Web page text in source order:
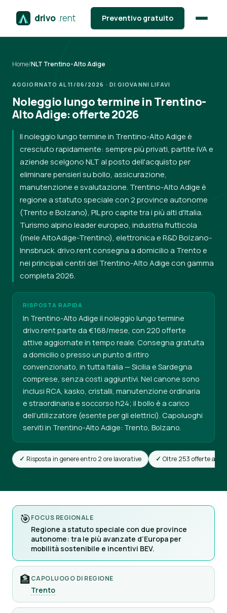
drivo .rent Preventivo gratuito
Home/NLT Trentino-Alto Adige
AGGIORNATO AL 11/06/2026 · DI GIOVANNI LIFAVI
Noleggio lungo termine in Trentino-
Alto Adige: offerte 2026
Il noleggio lungo termine in Trentino-Alto Adige è
cresciuto rapidamente: sempre più privati, partite IVA e
aziende scelgono NLT al posto dell'acquisto per
eliminare pensieri su bollo, assicurazione,
manutenzione e svalutazione. Trentino-Alto Adige è
regione a statuto speciale con 2 province autonome
(Trento e Bolzano), PIL pro capite tra i più alti d'Italia.
Turismo alpino leader europeo, industria frutticola
(mele AltoAdige-Trentino), elettronica e R&D Bolzano-
Innsbruck. drivo.rent consegna a domicilio a Trento e
nei principali centri del Trentino-Alto Adige con gamma
completa 2026.
RISPOSTA RAPIDA
In Trentino-Alto Adige il noleggio lungo termine
drivo.rent parte da €168/mese, con 220 offerte
attive aggiornate in tempo reale. Consegna gratuita
a domicilio o presso un punto di ritiro
convenzionato, in tutta Italia — Sicilia e Sardegna
comprese, senza costi aggiuntivi. Nel canone sono
inclusi RCA, kasko, cristalli, manutenzione ordinaria
e straordinaria e soccorso h24; il bollo è a carico
dell’utilizzatore (esente per gli elettrici). Capoluoghi
serviti in Trentino-Alto Adige: Trento, Bolzano.
Risposta in genere entro 2 ore lavorative Oltre 253 offerte attive
🎯FOCUS REGIONALE
Regione a statuto speciale con due province
autonome: tra le più avanzate d’Europa per
mobilità sostenibile e incentivi BEV.
🏦CAPOLUOGO DI REGIONE
Trento